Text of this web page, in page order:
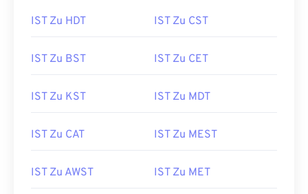
IST Zu HDT IST Zu CST
IST Zu BST IST Zu CET
IST Zu KST IST Zu MDT
IST Zu CAT IST Zu MEST
IST Zu AWST IST Zu MET